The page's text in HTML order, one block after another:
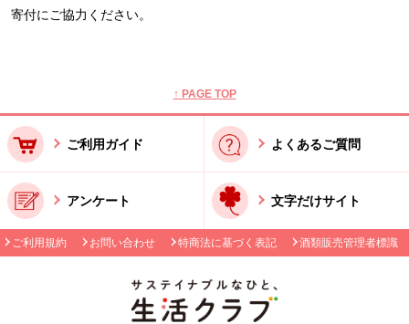
寄付にご協力ください。
↑ PAGE TOP
ご利用ガイド よくあるご質問
アンケート 文字だけサイト
ご利用規約 お問い合わせ 特商法に基づく表記 酒類販売管理者標識